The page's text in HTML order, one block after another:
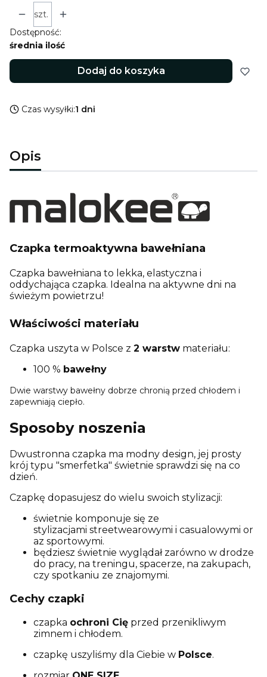
szt.
Dostępność:
średnia ilość
Dodaj do koszyka
Czas wysyłki:1 dni
Opis
Czapka termoaktywna bawełniana
Czapka bawełniana to lekka, elastyczna i
oddychająca czapka. Idealna na aktywne dni na
świeżym powietrzu!
Właściwości materiału
Czapka uszyta w Polsce z 2 warstw materiału:
100 % bawełny
Dwie warstwy bawełny dobrze chronią przed chłodem i
zapewniają ciepło.
Sposoby noszenia
Dwustronna czapka ma modny design, jej prosty
krój typu "smerfetka" świetnie sprawdzi się na co
dzień.
Czapkę dopasujesz do wielu swoich stylizacji:
świetnie komponuje się ze
stylizacjami streetwearowymi i casualowymi or
az sportowymi.
będziesz świetnie wyglądał zarówno w drodze
do pracy, na treningu, spacerze, na zakupach,
czy spotkaniu ze znajomymi.
Cechy czapki
czapka ochroni Cię przed przenikliwym
zimnem i chłodem.
czapkę uszyliśmy dla Ciebie w Polsce.